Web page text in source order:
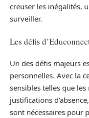
creuser les inégalités,
surveiller.
Les défis
Un des défis majeurs
personnelles. Avec la
sensibles telles que
justifications
sont nécessaires pour